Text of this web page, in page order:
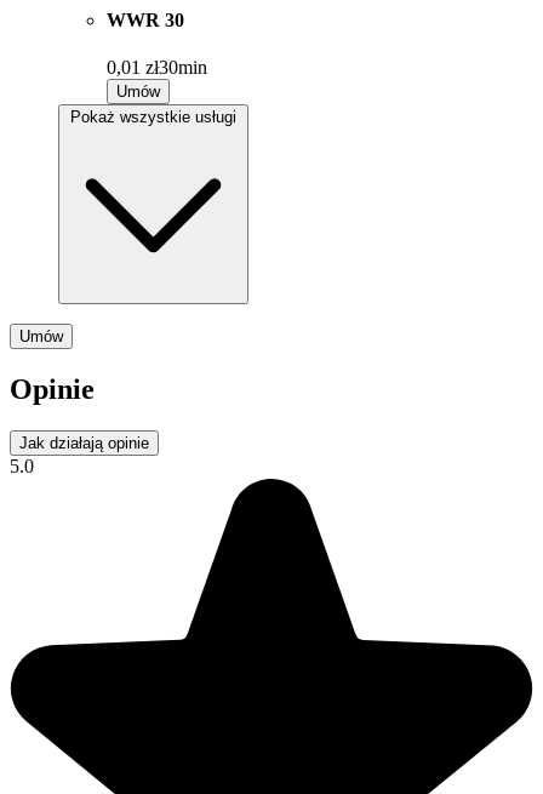
WWR 30
0,01 zł30min
Umów
Umów
Opinie
Jak działają opinie
5.0